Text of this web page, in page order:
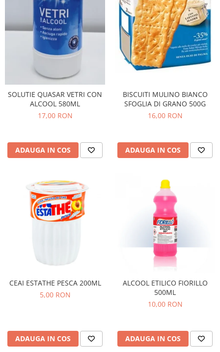
Bere italiana
Vinuri italiene
Bauturi aperitive, alcoolice
Apa italiana
Panettone cozonac italian,
Pandoro si Balocco
Produse fara gluten
Produse de patiserie
SOLUTIE QUASAR VETRI CON
ALCOOL 580ML
17,00 RON
ADAUGA IN COS
BISCUITI MULINO BIANCO
SFOGLIA DI GRANO 500G
16,00 RON
ADAUGA IN COS
CEAI ESTATHE PESCA 200ML
5,00 RON
ADAUGA IN COS
ALCOOL ETILICO FIORILLO
500ML
10,00 RON
ADAUGA IN COS